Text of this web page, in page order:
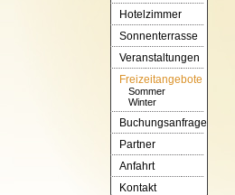
Hotelzimmer
Sonnenterrasse
Veranstaltungen
Freizeitangebote
Sommer
Winter
Buchungsanfrage
Partner
Anfahrt
Kontakt